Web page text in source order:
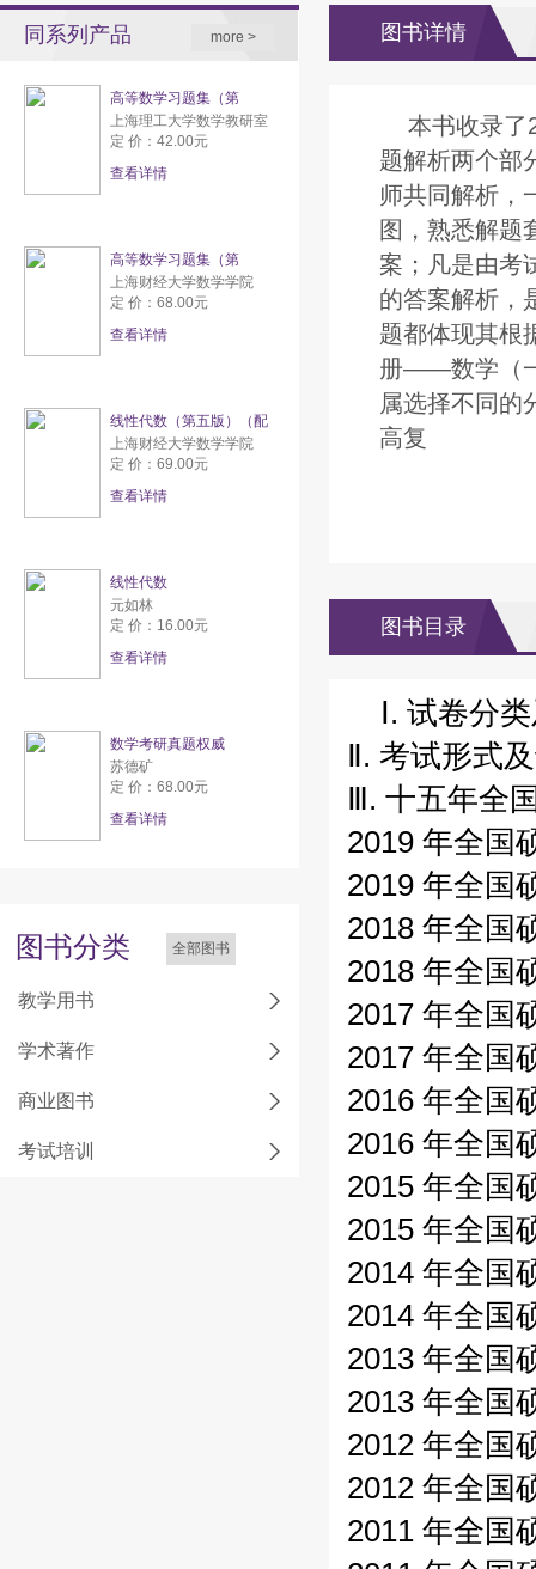
同系列产品 more >
高等数学习题集（第
上海理工大学数学教研室
定 价：42.00元
查看详情
高等数学习题集（第
上海财经大学数学学院
定 价：68.00元
查看详情
线性代数（第五版）（配
上海财经大学数学学院
定 价：69.00元
查看详情
线性代数
元如林
定 价：16.00元
查看详情
数学考研真题权威
苏德矿
定 价：68.00元
查看详情
图书分类 全部图书
教学用书
学术著作
商业图书
考试培训
图书详情
本书收录了
题解析两个部
师共同解析，
图，熟悉解题
案；凡是由考
的答案解析，
题都体现其根
册——数学（
属选择不同的
高复
图书目录
Ⅰ. 试卷分
Ⅱ. 考试形式
Ⅲ. 十五年全
2019 年全国
2019 年全国
2018 年全国
2018 年全国
2017 年全国
2017 年全国
2016 年全国
2016 年全国
2015 年全国
2015 年全国
2014 年全国
2014 年全国
2013 年全国
2013 年全国
2012 年全国
2012 年全国
2011 年全国